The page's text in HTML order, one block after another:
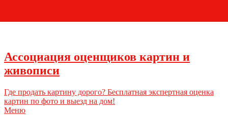
Ассоциация оценщиков картин и
живописи
Где продать картину дорого? Бесплатная экспертная оценка
картин по фото и выезд на дом!
Меню